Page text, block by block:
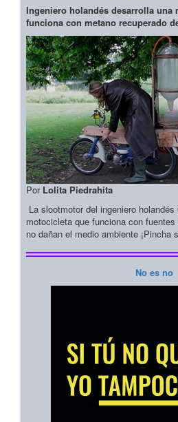
Ingeniero holandés desarrolla una
funciona con metano recuperado
Por Lolita Piedrahita
La slootmotor del ingeniero
motocicleta que funciona con
no dañan el medio ambiente ¡Pincha
No es no